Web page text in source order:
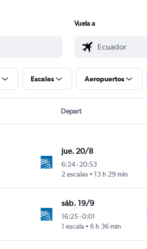
Vuela a
Escalas Aeropuertos
Depart
jue. 20/8
6:24-20:53
2 escalas
13 h 29 min
sáb. 19/9
16:25-0:01
1 escala
6 h 36 min